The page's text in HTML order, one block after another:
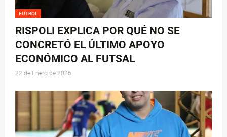
FUTBOL
RISPOLI EXPLICA POR QUÉ NO SE
CONCRETÓ EL ÚLTIMO APOYO
ECONÓMICO AL FUTSAL
22 de Enero de 2026